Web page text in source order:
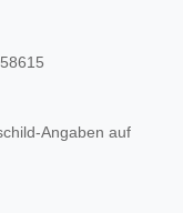
Angaben auf